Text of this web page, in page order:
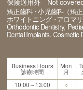
保険適用外 Not
矯正歯科 小児歯科（矯正
ホワイトニング アロマ
Orthodontic Dentistry
Dental Implants Cosmetic
Business Hours
診療時間
Mon
月
10:00～13:00
○